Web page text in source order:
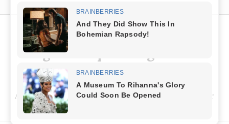
TSE recebe mais de 1,4 mil
sugestões para regras das
Eleições 2026
Audiências nestas terça e quarta-feiras vão avaliar